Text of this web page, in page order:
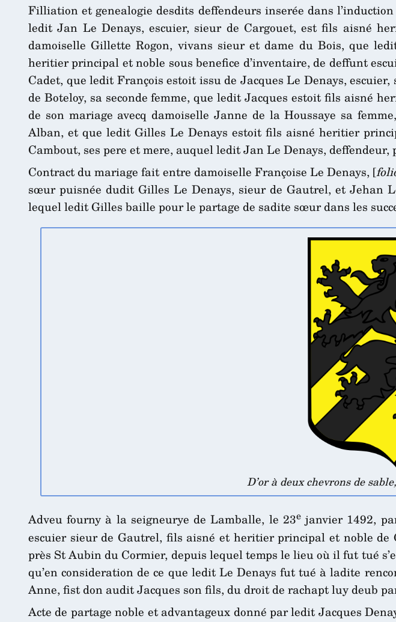
Filliation et genealogie desdits deffendeurs inserée dans
ledit Jan Le Denays, escuier, sieur de Cargouet, est fils aisné
damoiselle Gillette Rogon, vivans sieur et dame du Bois, que
heritier principal et noble sous benefice d’inventaire, de deffunt
Cadet, que ledit François estoit issu de Jacques Le Denays,
de Boteloy, sa seconde femme, que ledit Jacques estoit fils aisné
de son mariage avecq damoiselle Janne de la Houssaye sa
Alban, et que ledit Gilles Le Denays estoit fils aisné heritier
Cambout, ses pere et mere, auquel ledit Jan Le Denays, deffendeur,
Contract du mariage fait entre damoiselle Françoise Le Denays, [
sœur puisnée dudit Gilles Le Denays, sieur de Gautrel, et
lequel ledit Gilles baille pour le partage de sadite sœur dans les
D’or à deux chevrons de
Adveu fourny à la seigneurye de Lamballe, le 23ejanvier 1492,
escuier sieur de Gautrel, fils aisné et heritier principal et noble
près St Aubin du Cormier, depuis lequel temps le lieu où il fut tué
qu’en consideration de ce que ledit Le Denays fut tué à ladite
Anne, fist don audit Jacques son fils, du droit de rachapt luy deub
Acte de partage noble et advantageux donné par ledit Jacques